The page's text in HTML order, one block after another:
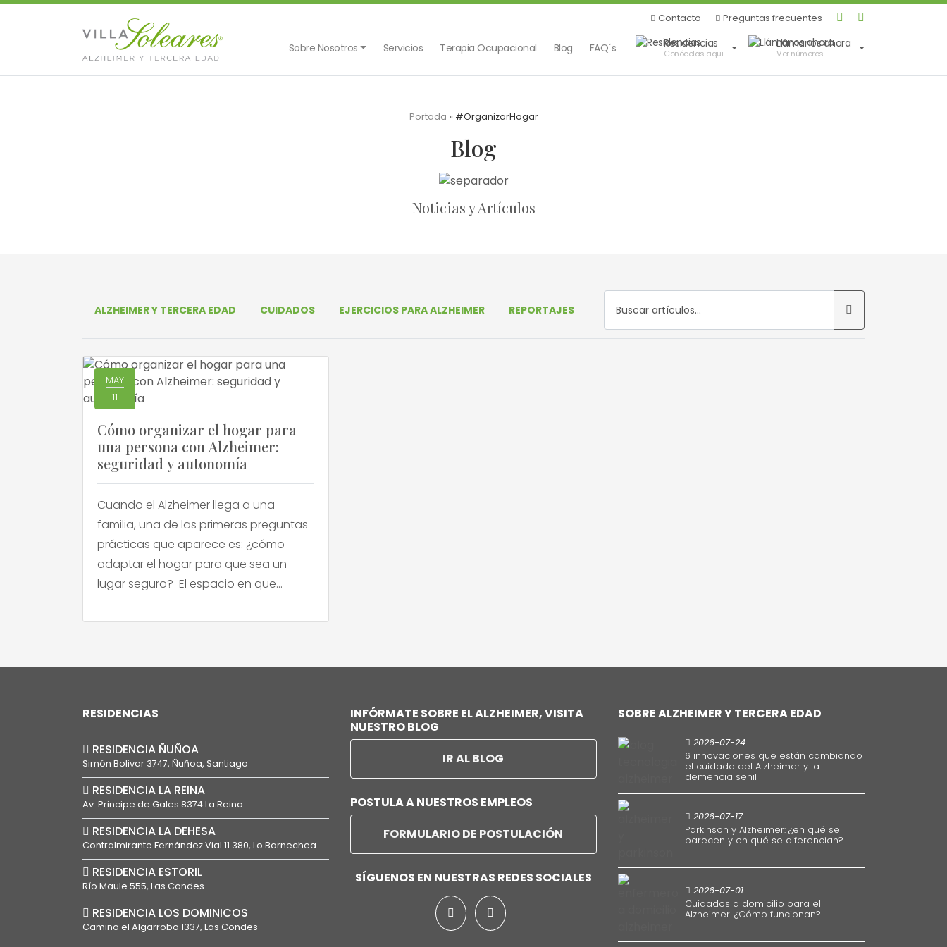
Contacto Preguntas frecuentes
Sobre Nosotros Servicios Terapia Ocupacional Blog FAQ´s Residencias
Conócelas aqui
Llámanosahora
Ver números
Portada » #OrganizarHogar
Blog
Noticias y Artículos
ALZHEIMER Y TERCERA EDAD CUIDADOS EJERCICIOS PARA ALZHEIMER REPORTAJES
MAY
11
Cómo organizar el hogar para
una persona con Alzheimer:
seguridad y autonomía
Cuando el Alzheimer llega a una
familia, una de las primeras preguntas
prácticas que aparece es: ¿cómo
adaptar el hogar para que sea un
lugar seguro? El espacio en que
sin dificultades cognitivas. Con el
RESIDENCIAS
RESIDENCIA ÑUÑOA
Simón Bolivar 3747, Ñuñoa, Santiago
RESIDENCIA LA REINA
Av. Principe de Gales 8374 La Reina
RESIDENCIA LA DEHESA
Contralmirante Fernández Vial 11.380, Lo Barnechea
RESIDENCIA ESTORIL
Río Maule 555, Las Condes
RESIDENCIA LOS DOMINICOS
Camino el Algarrobo 1337, Las Condes
INFÓRMATE SOBRE EL ALZHEIMER, VISITA
NUESTRO BLOG
IR AL BLOG
POSTULA A NUESTROS EMPLEOS
FORMULARIO DE POSTULACIÓN
SÍGUENOS EN NUESTRAS REDES SOCIALES
SOBRE ALZHEIMER Y TERCERA EDAD
2026-07-24
6 innovaciones que están cambiando
el cuidado del Alzheimer y la
demencia senil
2026-07-17
Parkinson y Alzheimer: ¿en qué se
parecen y en qué se diferencian?
2026-07-01
Cuidados a domicilio para el
Alzheimer. ¿Cómo funcionan?